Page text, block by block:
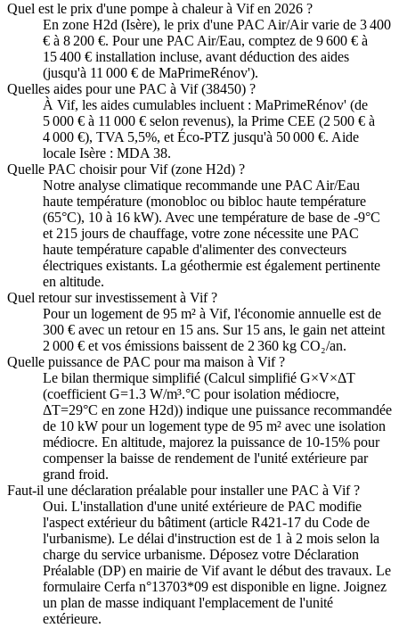
Quel est le prix d'une pompe à chaleur à Vif en 2026 ?
En zone H2d (Isère), le prix d'une PAC Air/Air varie de 3 400
€ à 8 200 €. Pour une PAC Air/Eau, comptez de 9 600 € à
15 400 € installation incluse, avant déduction des aides
(jusqu'à 11 000 € de MaPrimeRénov').
Quelles aides pour une PAC à Vif (38450) ?
À Vif, les aides cumulables incluent : MaPrimeRénov' (de
5 000 € à 11 000 € selon revenus), la Prime CEE (2 500 € à
4 000 €), TVA 5,5%, et Éco-PTZ jusqu'à 50 000 €. Aide
locale Isère : MDA 38.
Quelle PAC choisir pour Vif (zone H2d) ?
Notre analyse climatique recommande une PAC Air/Eau
haute température (monobloc ou bibloc haute température
(65°C), 10 à 16 kW). Avec une température de base de -9°C
et 215 jours de chauffage, votre zone nécessite une PAC
haute température capable d'alimenter des convecteurs
électriques existants. La géothermie est également pertinente
en altitude.
Quel retour sur investissement à Vif ?
Pour un logement de 95 m² à Vif, l'économie annuelle est de
300 € avec un retour en 15 ans. Sur 15 ans, le gain net atteint
2 000 € et vos émissions baissent de 2 360 kg CO₂/an.
Quelle puissance de PAC pour ma maison à Vif ?
Le bilan thermique simplifié (Calcul simplifié G×V×ΔT
(coefficient G=1.3 W/m³.°C pour isolation médiocre,
ΔT=29°C en zone H2d)) indique une puissance recommandée
de 10 kW pour un logement type de 95 m² avec une isolation
médiocre. En altitude, majorez la puissance de 10-15% pour
compenser la baisse de rendement de l'unité extérieure par
grand froid.
Faut-il une déclaration préalable pour installer une PAC à Vif ?
Oui. L'installation d'une unité extérieure de PAC modifie
l'aspect extérieur du bâtiment (article R421-17 du Code de
l'urbanisme). Le délai d'instruction est de 1 à 2 mois selon la
charge du service urbanisme. Déposez votre Déclaration
Préalable (DP) en mairie de Vif avant le début des travaux. Le
formulaire Cerfa n°13703*09 est disponible en ligne. Joignez
un plan de masse indiquant l'emplacement de l'unité
extérieure.